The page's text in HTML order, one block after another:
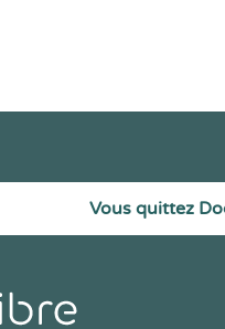
Vous quittez